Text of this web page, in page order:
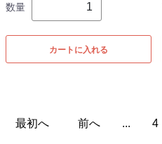
数量
カートに入れる
最初へ 前へ ... 4